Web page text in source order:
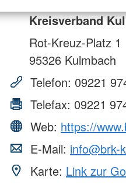
Kreisverband
Rot-Kreuz-Platz 1
95326 Kulmbach
Telefon: 09221
Telefax: 09221
Web: https://
E-Mail: info@brk-
Karte: Link zur